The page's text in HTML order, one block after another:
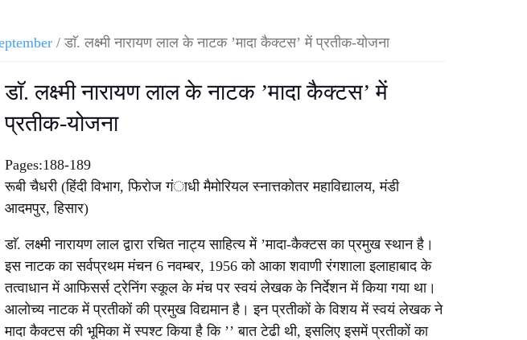
/ डाॅ. लक्ष्मी नारायण लाल के नाटक ’मादा कैक्टस’ में प्रतीक-योजना
डाॅ. लक्ष्मी नारायण लाल के नाटक ’मादा कैक्टस’ में
प्रतीक-योजना
Pages:188-189
रूबी चैधरी (हिंदी विभाग, फिरोज गंाधी मैमोरियल स्नात्तकोतर महाविद्यालय, मंडी
आदमपुर, हिसार)
डाॅ. लक्ष्मी नारायण लाल द्वारा रचित नाट्य साहित्य में ’मादा-कैक्टस का प्रमुख स्थान है।
इस नाटक का सर्वप्रथम मंचन 6 नवम्बर, 1956 को आका शवाणी रंगशाला इलाहाबाद के
तत्वाधान में आफिसर्स ट्रेनिंग स्कूल के मंच पर स्वयं लेखक के निर्देशन में किया गया था।
आलोच्य नाटक में प्रतीकों की प्रमुख विद्यमान है। इन प्रतीकों के विशय में स्वयं लेखक ने
मादा कैक्टस की भूमिका में स्पश्ट किया है कि ’’ बात टेढी थी, इसलिए इसमें प्रतीकों का